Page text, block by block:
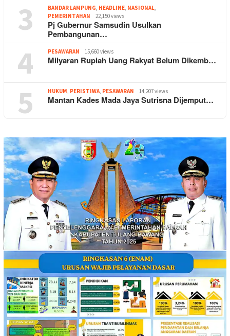
3 BANDAR LAMPUNG, HEADLINE, NASIONAL,
PEMERINTAHAN
22,150 views
Pj Gubernur Samsudin Usulkan
Pembangunan…
4 PESAWARAN 15,660 views
Milyaran Rupiah Uang Rakyat Belum Dikemb…
5 HUKUM, PERISTIWA, PESAWARAN 14,207 views
Mantan Kades Mada Jaya Sutrisna Dijemput…